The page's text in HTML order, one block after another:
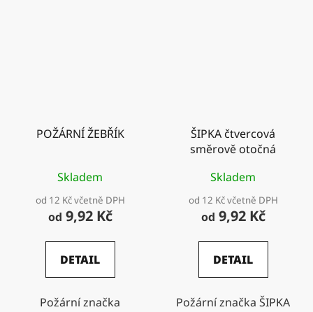
POŽÁRNÍ ŽEBŘÍK
Skladem
od 12 Kč včetně DPH
od 9,92 Kč
DETAIL
Požární značka
ŠIPKA čtvercová
směrově otočná
Skladem
od 12 Kč včetně DPH
od 9,92 Kč
DETAIL
Požární značka ŠIPKA